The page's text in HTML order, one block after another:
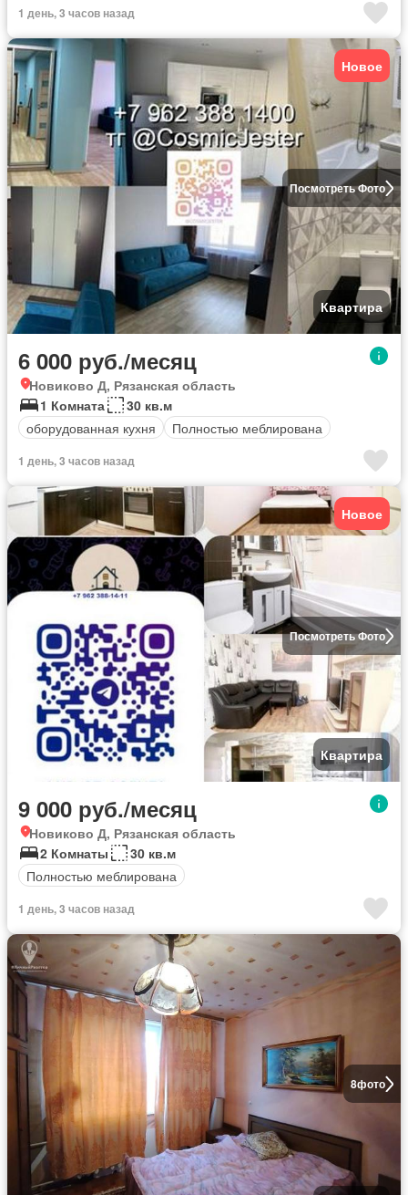
1 день, 3 часов назад
Посмотреть Фото
Новое
Квартира
6 000 руб./месяц
Новиково Д, Рязанская область
1 Комната
30 кв.м
оборудованная кухня
Полностью меблирована
1 день, 3 часов назад
Посмотреть Фото
Новое
Квартира
9 000 руб./месяц
Новиково Д, Рязанская область
2 Комнаты
30 кв.м
Полностью меблирована
1 день, 3 часов назад
8фото